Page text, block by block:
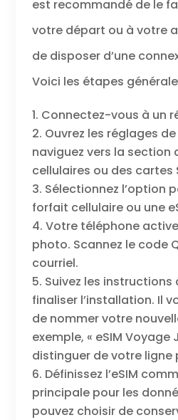
est recommandé de le
votre départ ou à votre
de disposer d’une
Voici les étapes
Connectez-vous à un
Ouvrez les réglages
naviguez vers la section
cellulaires ou des cartes
Sélectionnez l’option
forfait cellulaire ou une
Votre téléphone
photo. Scannez le code
courriel.
Suivez les instructions
finaliser l’installation. Il
de nommer votre
exemple, « eSIM
distinguer de votre ligne
Définissez l’eSIM
principale pour les
pouvez choisir de